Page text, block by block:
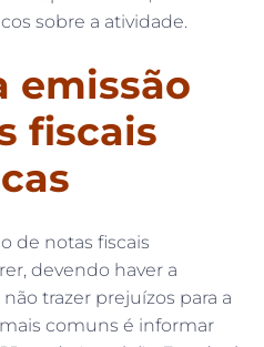
sobre a atividade.
emissão
fiscais
de notas fiscais
devendo haver a
trazer prejuízos para a
comuns é informar